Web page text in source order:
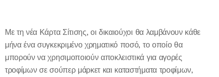
Με τη νέα Κάρτα Σίτισης, οι δικαιούχοι θα λαμβάνουν κάθε
μήνα ένα συγκεκριμένο χρηματικό ποσό, το οποίο θα
μπορούν να χρησιμοποιούν αποκλειστικά για αγορές
τροφίμων σε σούπερ μάρκετ και καταστήματα τροφίμων,